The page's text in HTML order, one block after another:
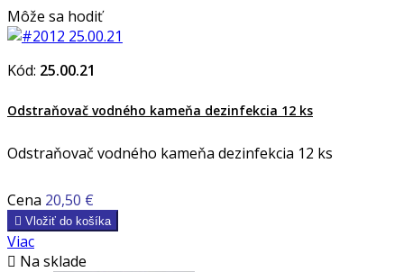
Môže sa hodiť
Kód: 25.00.21
Odstraňovač vodného kameňa dezinfekcia 12 ks
Odstraňovač vodného kameňa dezinfekcia 12 ks
Cena 20,50 €
 Vložiť do košíka
Viac
 Na sklade